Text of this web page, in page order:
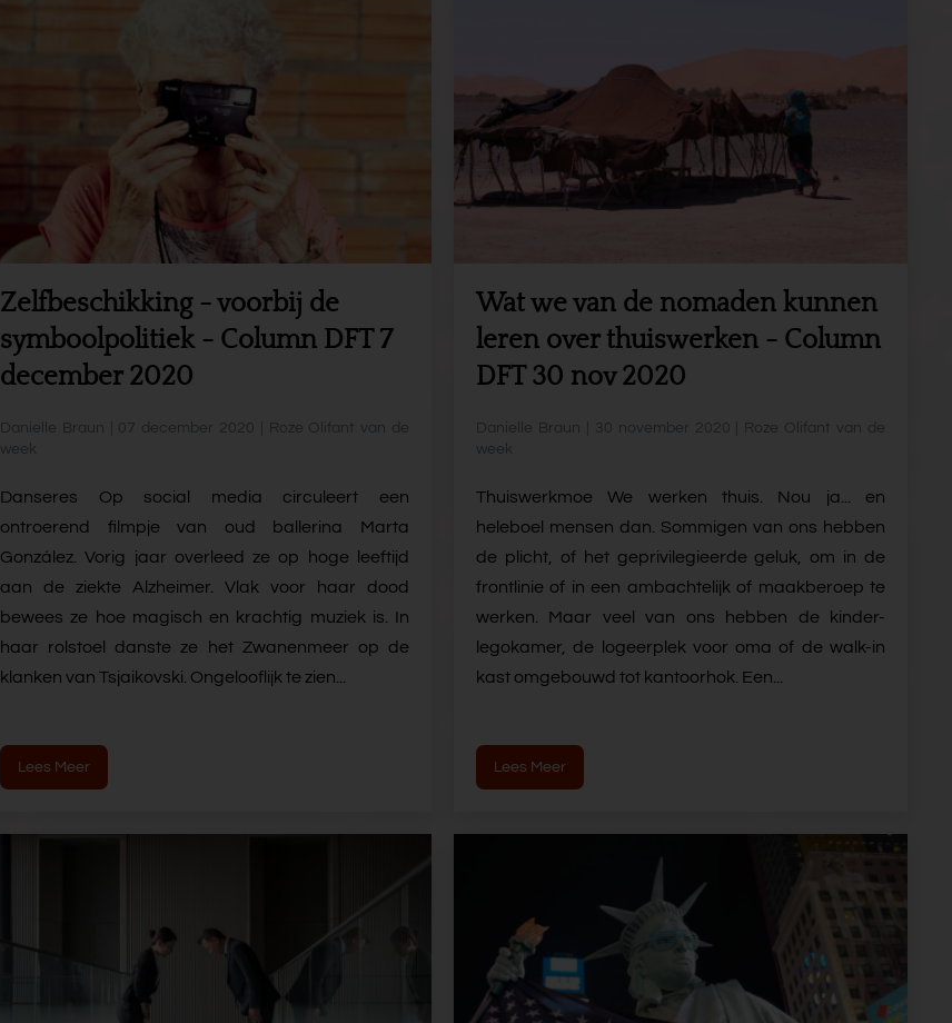
Zelfbeschikking - voorbij de
symboolpolitiek - Column DFT 7
december 2020
Danielle Braun | 07 december 2020 | Roze Olifant van de
week
Danseres Op social media circuleert een
ontroerend filmpje van oud ballerina Marta
González. Vorig jaar overleed ze op hoge leeftijd
aan de ziekte Alzheimer. Vlak voor haar dood
bewees ze hoe magisch en krachtig muziek is. In
haar rolstoel danste ze het Zwanenmeer op de
klanken van Tsjaikovski. Ongelooflijk te zien...
Lees Meer
Wat we van de nomaden kunnen
leren over thuiswerken - Column
DFT 30 nov 2020
Danielle Braun | 30 november 2020 | Roze Olifant van de
week
Thuiswerkmoe We werken thuis. Nou ja... en
heleboel mensen dan. Sommigen van ons hebben
de plicht, of het geprivilegieerde geluk, om in de
frontlinie of in een ambachtelijk of maakberoep te
werken. Maar veel van ons hebben de kinder-
legokamer, de logeerplek voor oma of de walk-in
kast omgebouwd tot kantoorhok. Een...
Lees Meer